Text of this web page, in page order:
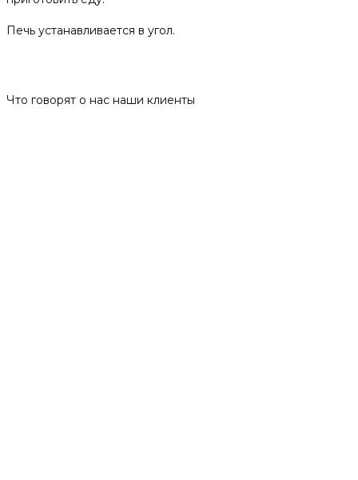
Печь устанавливается в угол.
Что говорят о нас наши клиенты